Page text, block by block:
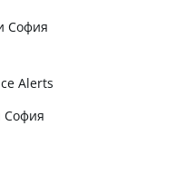
София
Alerts
София